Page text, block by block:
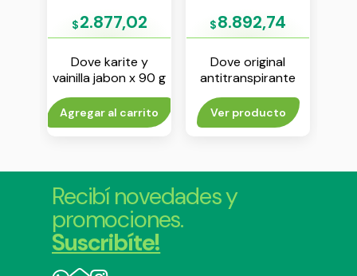
$2.877,02
Dove karite y
vainilla jabon x 90 g
Agregar al carrito
$8.892,74
Dove original
antitranspirante
barra x 50 g
Ver producto
Recibí novedades y
promociones.
Suscribíte!